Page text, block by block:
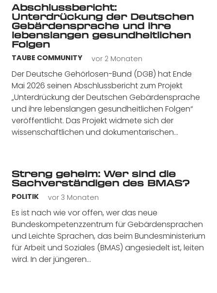
Abschlussbericht:
Unterdrückung der Deutschen
Gebärdensprache und ihre
lebenslangen gesundheitlichen
Folgen
TAUBE COMMUNITY vor 2 Monaten
Der Deutsche Gehörlosen-Bund (DGB) hat Ende
Mai 2026 seinen Abschlussbericht zum Projekt
„Unterdrückung der Deutschen Gebärdensprache
und ihre lebenslangen gesundheitlichen Folgen“
veröffentlicht. Das Projekt widmete sich der
wissenschaftlichen und dokumentarischen…
Streng geheim: Wer sind die
Sachverständigen des BMAS?
POLITIK vor 3 Monaten
Es ist nach wie vor offen, wer das neue
Bundeskompetenzzentrum für Gebärdensprachen
und Leichte Sprachen, das beim Bundesministerium
für Arbeit und Soziales (BMAS) angesiedelt ist, leiten
wird. In der jüngeren…